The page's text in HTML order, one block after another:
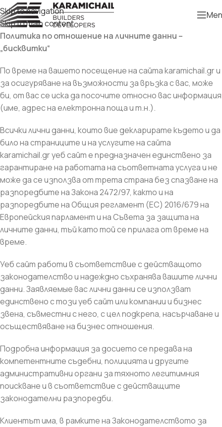
Skip to navigation
Skip to main content
Политика по отношение на личните данни –
„бисквитки“
По време на вашето посещение на сайта karamichail.gr и
за осигуряване на възможности за връзка с вас, може
би, от вас се иска да посочите относно вас информация
(име, адрес на електронна поща и т.н.).
Всички лични данни, които вие декларирате където и да
било на страниците и на услугите на сайта
karamichail.gr уеб сайт е предназначен единствено за
гарантиране на работата на съответната услуга и не
може да се използва от трета страна без спазване на
разпоредбите на Закона 2472/97, както и на
разпоредбите на Общия регламент (ЕС) 2016/679 на
Европейския парламент и на Съвета за защита на
личните данни, тъй като той се прилага от време на
време.
Уеб сайт работи в съответствие с действащото
законодателство и надеждно съхранява вашите лични
данни. Заявляемые вас лични данни се използват
единствено с този уеб сайт или компании и бизнес
звена, съвместни с него, с цел подкрепа, насърчаване и
осъществяване на бизнес отношения.
Подробна информация за досието се предава на
компетентните съдебни, полицията и другите
административни органи за тяхното легитимния
поискване и в съответствие с действащите
законодателни разпоредби.
Клиентът има, в рамките на Законодателството за